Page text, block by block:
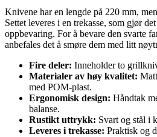
Knivene har en lengde på 220 mm,
Settet leveres i en trekasse, som gjør
oppbevaring. For å bevare den svarte
anbefales det å smøre dem med litt
Fire deler: Inneholder to
Materialer av høy kvalitet:
med POM-plast.
Ergonomisk design: Håndtak
balanse.
Rustikt uttrykk: Svart og stål i
Leveres i trekasse: Praktisk og